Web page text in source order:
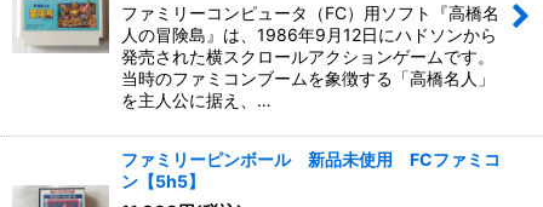
ファミリーコンピュータ（FC）用ソフト『高橋名
人の冒険島』は、1986年9月12日にハドソンから
発売された横スクロールアクションゲームです。
当時のファミコンブームを象徴する「高橋名人」
を主人公に据え、…
ファミリーピンボール 新品未使用 FCファミコ
ン【5h5】